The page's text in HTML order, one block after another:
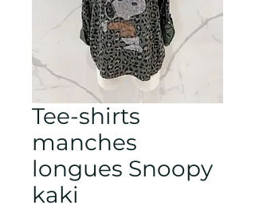
Tee-shirts
manches
longues Snoopy
kaki